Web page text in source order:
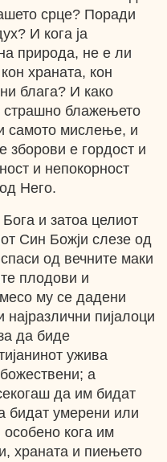
срце? Поради
И кога ја
природа, не е ли
храната, кон
блага? И како
страшно блажењето
самото мислење, и
зборови е гордост и
и непокорност
Него.
и затоа целиот
Син Божји слезе од
од вечните маки
плодови и
му се дадени
пијалоци
да биде
ужива
а
да им бидат
бидат умерени или
особено кога им
храната и пиењето